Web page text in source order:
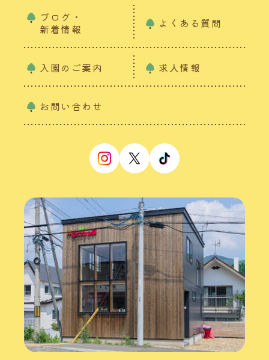
ブログ・
新着情報
よくある質問
入園のご案内 求人情報
お問い合わせ